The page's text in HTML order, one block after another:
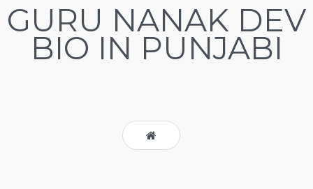
GURU NANAK DEV
BIO IN PUNJABI